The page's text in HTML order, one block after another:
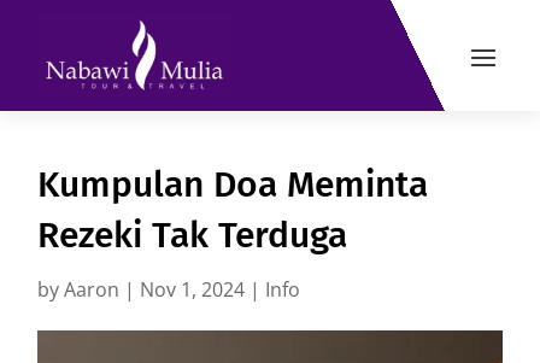
Kumpulan Doa Meminta
Rezeki Tak Terduga
byAaron | Nov 1, 2024 | Info